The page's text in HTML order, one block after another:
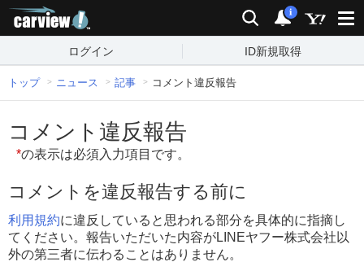
検索 通知
i
ログイン ID新規取得
トップ ニュース 記事 コメント違反報告
コメント違反報告
*の表示は必須入力項目です。
コメントを違反報告する前に
利用規約に違反していると思われる部分を具体的に指摘し
てください。報告いただいた内容がLINEヤフー株式会社以
外の第三者に伝わることはありません。